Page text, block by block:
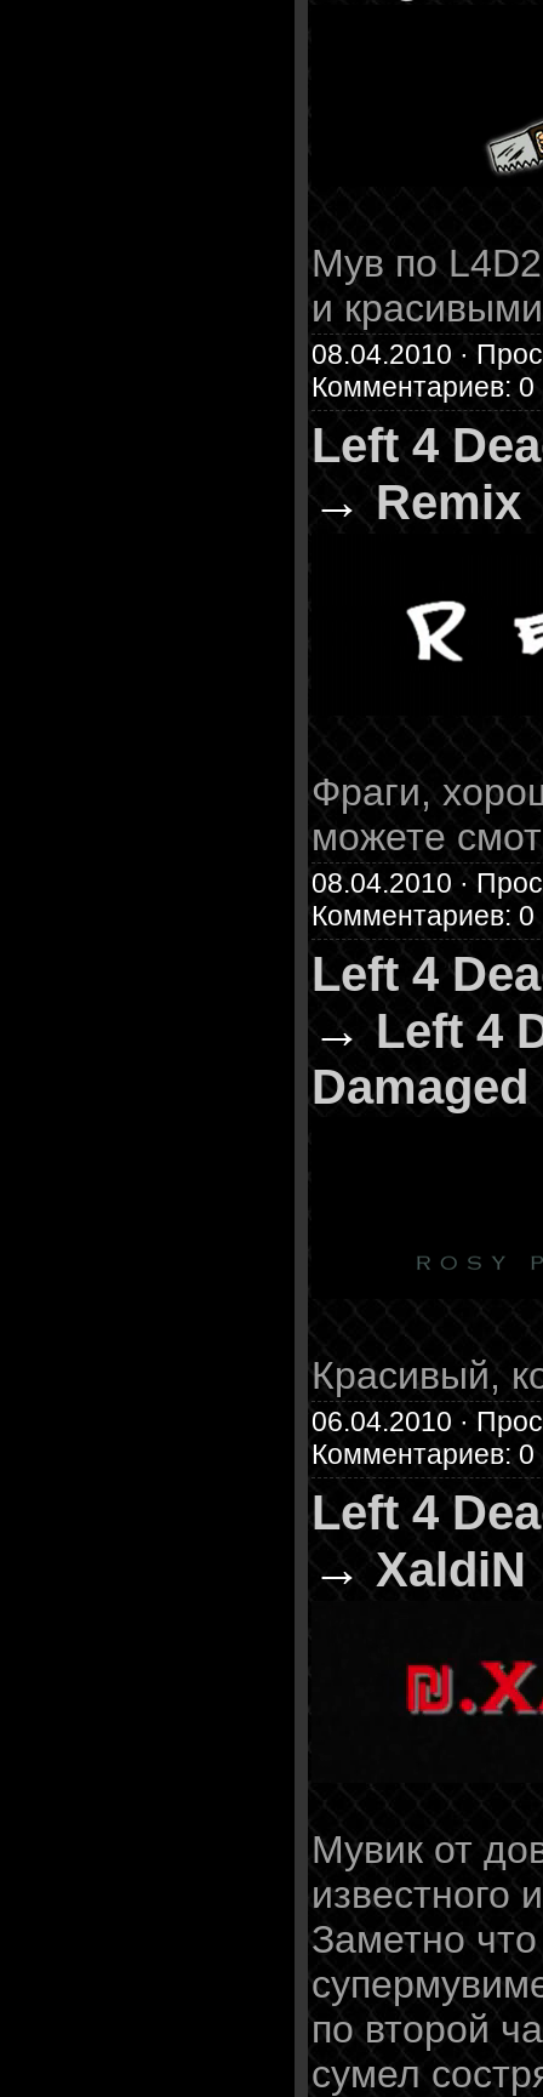
Мув по
и
08.04.2010 ·
Комментариев: 0
Left 4
→ Remix
Фраги,
можете
08.04.2010 ·
Комментариев: 0
Left 4
→ Left 4
Damaged
Красивый,
06.04.2010 ·
Комментариев: 0
Left 4
→ XaldiN
Мувик от
известного
Заметно
по второй
сумел